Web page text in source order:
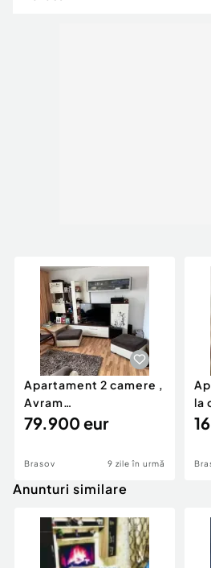
Apartament 2 camere ,
Avram
Iancu,parcare,mobilat
79.900 eur
Brasov 9 zile în urmă
la
Anunturi similare